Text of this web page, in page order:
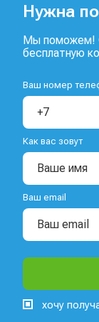
Нужна
Мы поможем!
бесплатную
Ваш номер
Как вас зовут
Ваш email
хочу